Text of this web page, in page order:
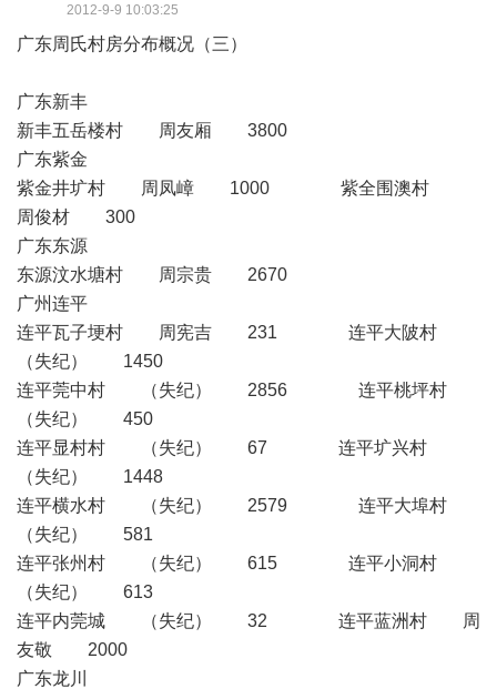
2012-9-9 10:03:25
广东周氏村房分布概况（三）
广东新丰
新丰五岳楼村 周友厢 3800
广东紫金
紫金井圹村 周凤嶂 1000 紫全围澳村
周俊材 300
广东东源
东源汶水塘村 周宗贵 2670
广州连平
连平瓦子埂村 周宪吉 231 连平大陂村
（失纪） 1450
连平莞中村 （失纪） 2856 连平桃坪村
（失纪） 450
连平显村村 （失纪） 67 连平圹兴村
（失纪） 1448
连平横水村 （失纪） 2579 连平大埠村
（失纪） 581
连平张州村 （失纪） 615 连平小洞村
（失纪） 613
连平内莞城 （失纪） 32 连平蓝洲村 周
友敬 2000
广东龙川